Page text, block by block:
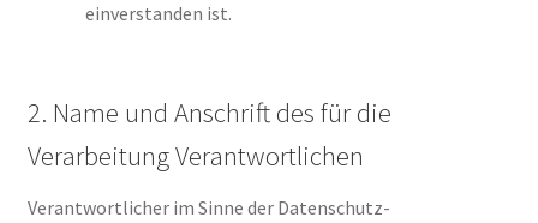
einverstanden ist.
2. Name und Anschrift des für die
Verarbeitung Verantwortlichen
Verantwortlicher im Sinne der Datenschutz-